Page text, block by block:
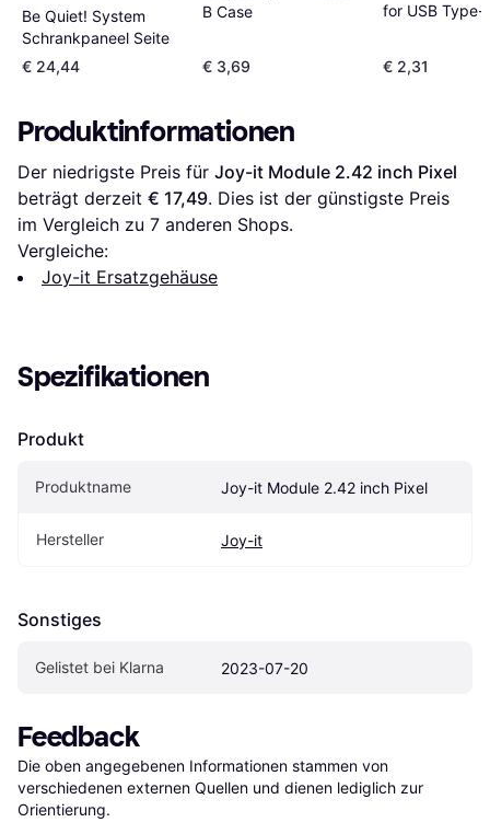
Be Quiet! System
Schrankpaneel Seite
€ 24,44
B Case
€ 3,69
for USB Type-
€ 2,31
Produktinformationen
Der niedrigste Preis für Joy-it Module 2.42 inch Pixel
beträgt derzeit € 17,49. Dies ist der günstigste Preis
im Vergleich zu 7 anderen Shops.
Vergleiche:
Joy-it Ersatzgehäuse
Spezifikationen
Produkt
Produktname Joy-it Module 2.42 inch Pixel
Hersteller Joy-it
Sonstiges
Gelistet bei Klarna 2023-07-20
Feedback
Die oben angegebenen Informationen stammen von
verschiedenen externen Quellen und dienen lediglich zur
Orientierung.